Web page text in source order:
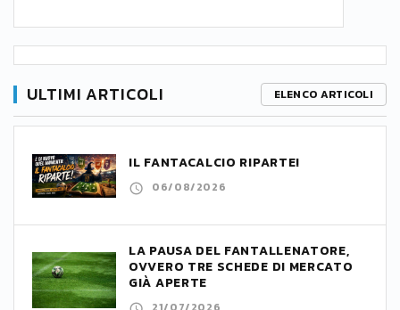
ULTIMI ARTICOLI ELENCO ARTICOLI
IL FANTACALCIO RIPARTE!
06/08/2026
LA PAUSA DEL FANTALLENATORE,
OVVERO TRE SCHEDE DI MERCATO
GIÀ APERTE